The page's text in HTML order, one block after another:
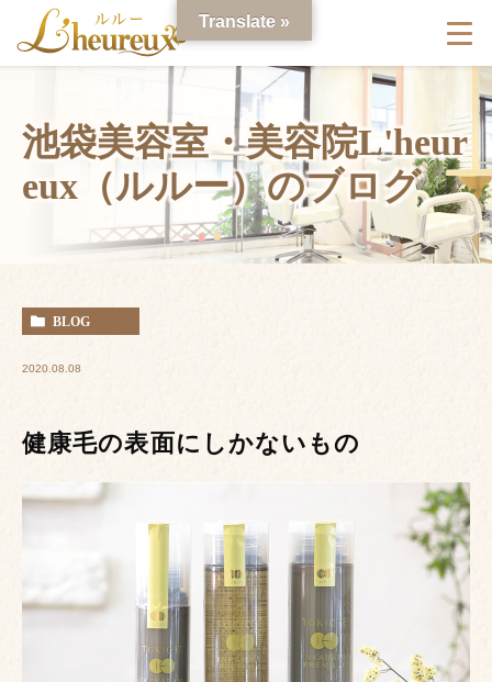
池袋美容室・美容院L'heur
eux（ルルー）のブログ
BLOG
2020.08.08
健康毛の表面にしかないもの
Translate »